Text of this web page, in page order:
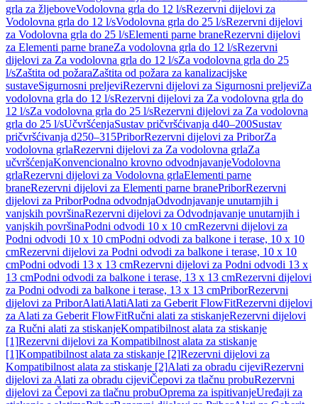
grla za žljeboveVodolovna grla do 12 l/sRezervni dijelovi za
Vodolovna grla do 12 l/sVodolovna grla do 25 l/sRezervni dijelovi
za Vodolovna grla do 25 l/sElementi parne braneRezervni dijelovi
za Elementi parne braneZa vodolovna grla do 12 l/sRezervni
dijelovi za Za vodolovna grla do 12 l/sZa vodolovna grla do 25
l/sZaštita od požaraZaštita od požara za kanalizacijske
sustaveSigurnosni preljeviRezervni dijelovi za Sigurnosni preljeviZa
vodolovna grla do 12 l/sRezervni dijelovi za Za vodolovna grla do
12 l/sZa vodolovna grla do 25 l/sRezervni dijelovi za Za vodolovna
grla do 25 l/sUčvršćenjaSustav pričvršćivanja d40–200Sustav
pričvršćivanja d250–315PriborRezervni dijelovi za PriborZa
vodolovna grlaRezervni dijelovi za Za vodolovna grlaZa
učvršćenjaKonvencionalno krovno odvodnjavanjeVodolovna
grlaRezervni dijelovi za Vodolovna grlaElementi parne
braneRezervni dijelovi za Elementi parne branePriborRezervni
dijelovi za PriborPodna odvodnjaOdvodnjavanje unutarnjih i
vanjskih površinaRezervni dijelovi za Odvodnjavanje unutarnjih i
vanjskih površinaPodni odvodi 10 x 10 cmRezervni dijelovi za
Podni odvodi 10 x 10 cmPodni odvodi za balkone i terase, 10 x 10
cmRezervni dijelovi za Podni odvodi za balkone i terase, 10 x 10
cmPodni odvodi 13 x 13 cmRezervni dijelovi za Podni odvodi 13 x
13 cmPodni odvodi za balkone i terase, 13 x 13 cmRezervni dijelovi
za Podni odvodi za balkone i terase, 13 x 13 cmPriborRezervni
dijelovi za PriborAlatiAlatiAlati za Geberit FlowFitRezervni dijelovi
za Alati za Geberit FlowFitRučni alati za stiskanjeRezervni dijelovi
za Ručni alati za stiskanjeKompatibilnost alata za stiskanje
[1]Rezervni dijelovi za Kompatibilnost alata za stiskanje
[1]Kompatibilnost alata za stiskanje [2]Rezervni dijelovi za
Kompatibilnost alata za stiskanje [2]Alati za obradu cijeviRezervni
dijelovi za Alati za obradu cijeviČepovi za tlačnu probuRezervni
dijelovi za Čepovi za tlačnu probuOprema za ispitivanjeUređaji za